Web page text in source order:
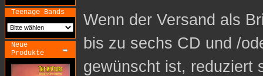
Teenage Bands
Neue
Produkte
Wenn der Versand als
bis zu sechs CD und /
gewünscht ist, reduziert